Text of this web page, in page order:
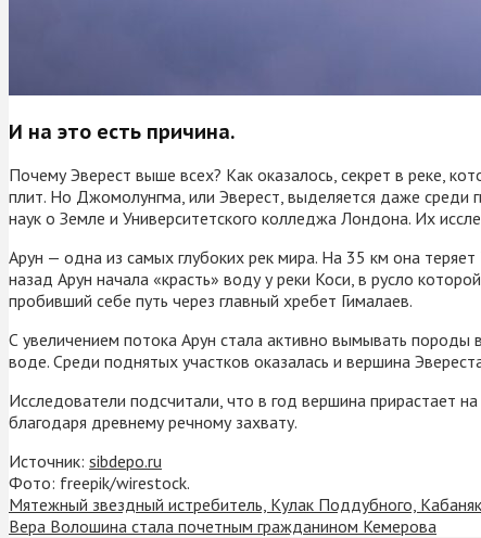
И на это есть причина.
Почему Эверест выше всех? Как оказалось, секрет в реке,
плит. Но Джомолунгма, или Эверест, выделяется даже среди
наук о Земле и Университетского колледжа Лондона. Их
Арун — одна из самых глубоких рек мира. На 35 км она
назад Арун начала «красть» воду у реки Коси, в русло
пробивший себе путь через главный хребет Гималаев.
С увеличением потока Арун стала активно вымывать породы
воде. Среди поднятых участков оказалась и вершина
Исследователи подсчитали, что в год вершина прирастает
благодаря древнему речному захвату.
Источник: sibdepo.ru
Фото: freepik/wirestock.
Мятежный звездный истребитель, Кулак Поддубного,
Вера Волошина стала почетным гражданином Кемерова